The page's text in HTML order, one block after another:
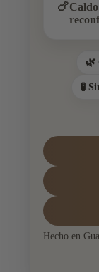
🍗
🌿
🧪
Hecho en